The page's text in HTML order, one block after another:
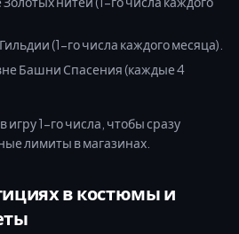
(1-го числа каждого месяца).
Башни Спасения (каждые 4
игру 1-го числа, чтобы сразу
лимиты в магазинах.
в костюмы и